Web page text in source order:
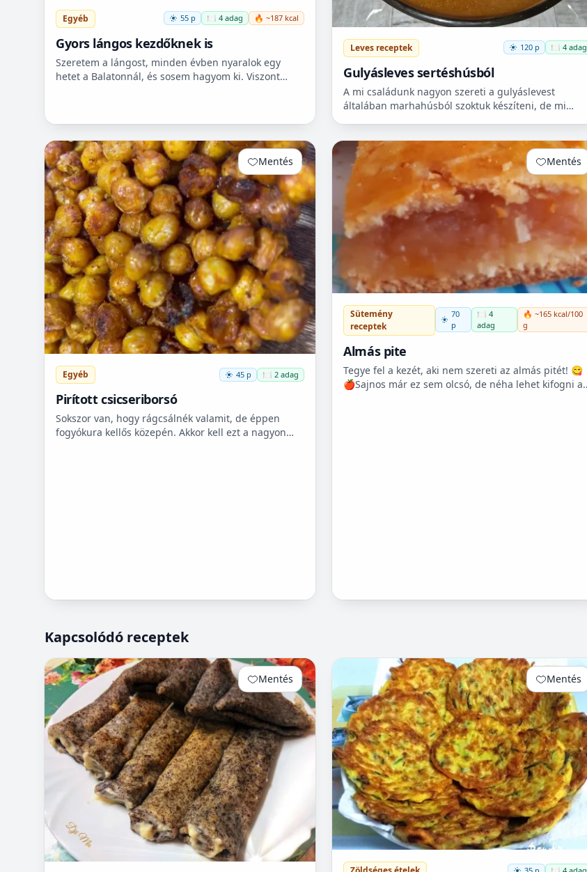
Egyéb 55 p 🍽️ 4 adag 🔥 ~187 kcal
Gyors lángos kezdőknek is
Szeretem a lángost, minden évben nyaralok egy
hetet a Balatonnál, és sosem hagyom ki. Viszont
Leves receptek 120 p 🍽️ 4 adag
Gulyásleves sertéshúsból
A mi családunk nagyon szereti a gulyáslevest
általában marhahúsból szoktuk készíteni, de mi
Mentés 0
Egyéb 45 p 🍽️ 2 adag
Pirított csicseriborsó
Sokszor van, hogy rágcsálnék valamit, de éppen
fogyókura kellős közepén. Akkor kell ezt a nagyon
Mentés
Sütemény
receptek
70
p
🍽️ 4
adag
🔥 ~165 kcal/100
g
Almás pite
Tegye fel a kezét, aki nem szereti az almás pitét! 😋
🍎Sajnos már ez sem olcsó, de néha lehet kifogni a
Kapcsolódó receptek
Mentés 0 Mentés